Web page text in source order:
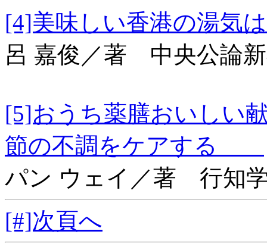
[4]美味しい香港の
呂 嘉俊／著 中央公論
[5]おうち薬膳おいし
節の不調をケアする
パン ウェイ／著 行知
[#]次頁へ